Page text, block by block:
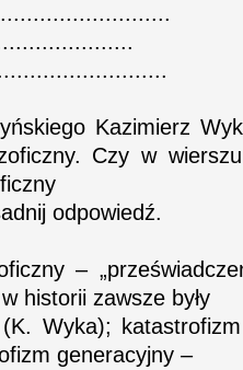
Kazimierz
Czy w
odpowiedź.
–
historii zawsze były
Wyka);
generacyjny –